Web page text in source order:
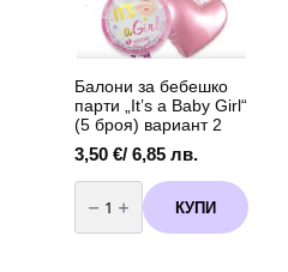
Балони за бебешко
парти „It’s a Baby Girl“
(5 броя) вариант 2
3,50 €/ 6,85 лв.
количество
за
Балони
за
КУПИ